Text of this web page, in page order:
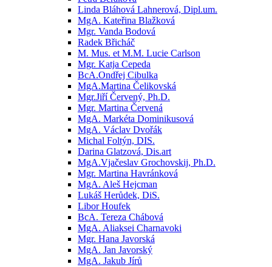
Linda Bláhová Lahnerová, Dipl.um.
MgA. Kateřina Blažková
Mgr. Vanda Bodová
Radek Břicháč
M. Mus. et M.M. Lucie Carlson
Mgr. Katja Cepeda
BcA.Ondřej Cibulka
MgA.Martina Čelikovská
Mgr.Jiří Červený, Ph.D.
Mgr. Martina Červená
MgA. Markéta Dominikusová
MgA. Václav Dvořák
Michal Foltýn, DIS.
Darina Glatzová, Dis.art
MgA.Vjačeslav Grochovskij, Ph.D.
Mgr. Martina Havránková
MgA. Aleš Hejcman
Lukáš Herůdek, DiS.
Libor Houfek
BcA. Tereza Chábová
MgA. Aliaksei Charnavoki
Mgr. Hana Javorská
MgA. Jan Javorský
MgA. Jakub Jírů